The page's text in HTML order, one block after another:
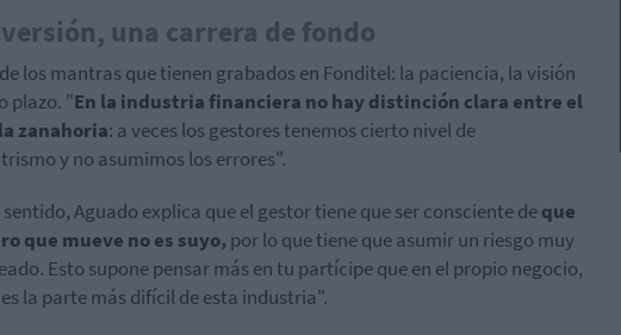
una carrera de fondo
los mantras que tienen grabados en Fonditel: la paciencia, la visión
plazo. "En la industria financiera no hay distinción clara entre el
zanahoria: a veces los gestores tenemos cierto nivel de
y no asumimos los errores".
sentido, Aguado explica que el gestor tiene que ser consciente deque
que mueve no es suyo, por lo que tiene que asumir un riesgo muy
Esto supone pensar más en tu partícipe que en el propio negocio,
la parte más difícil de esta industria".